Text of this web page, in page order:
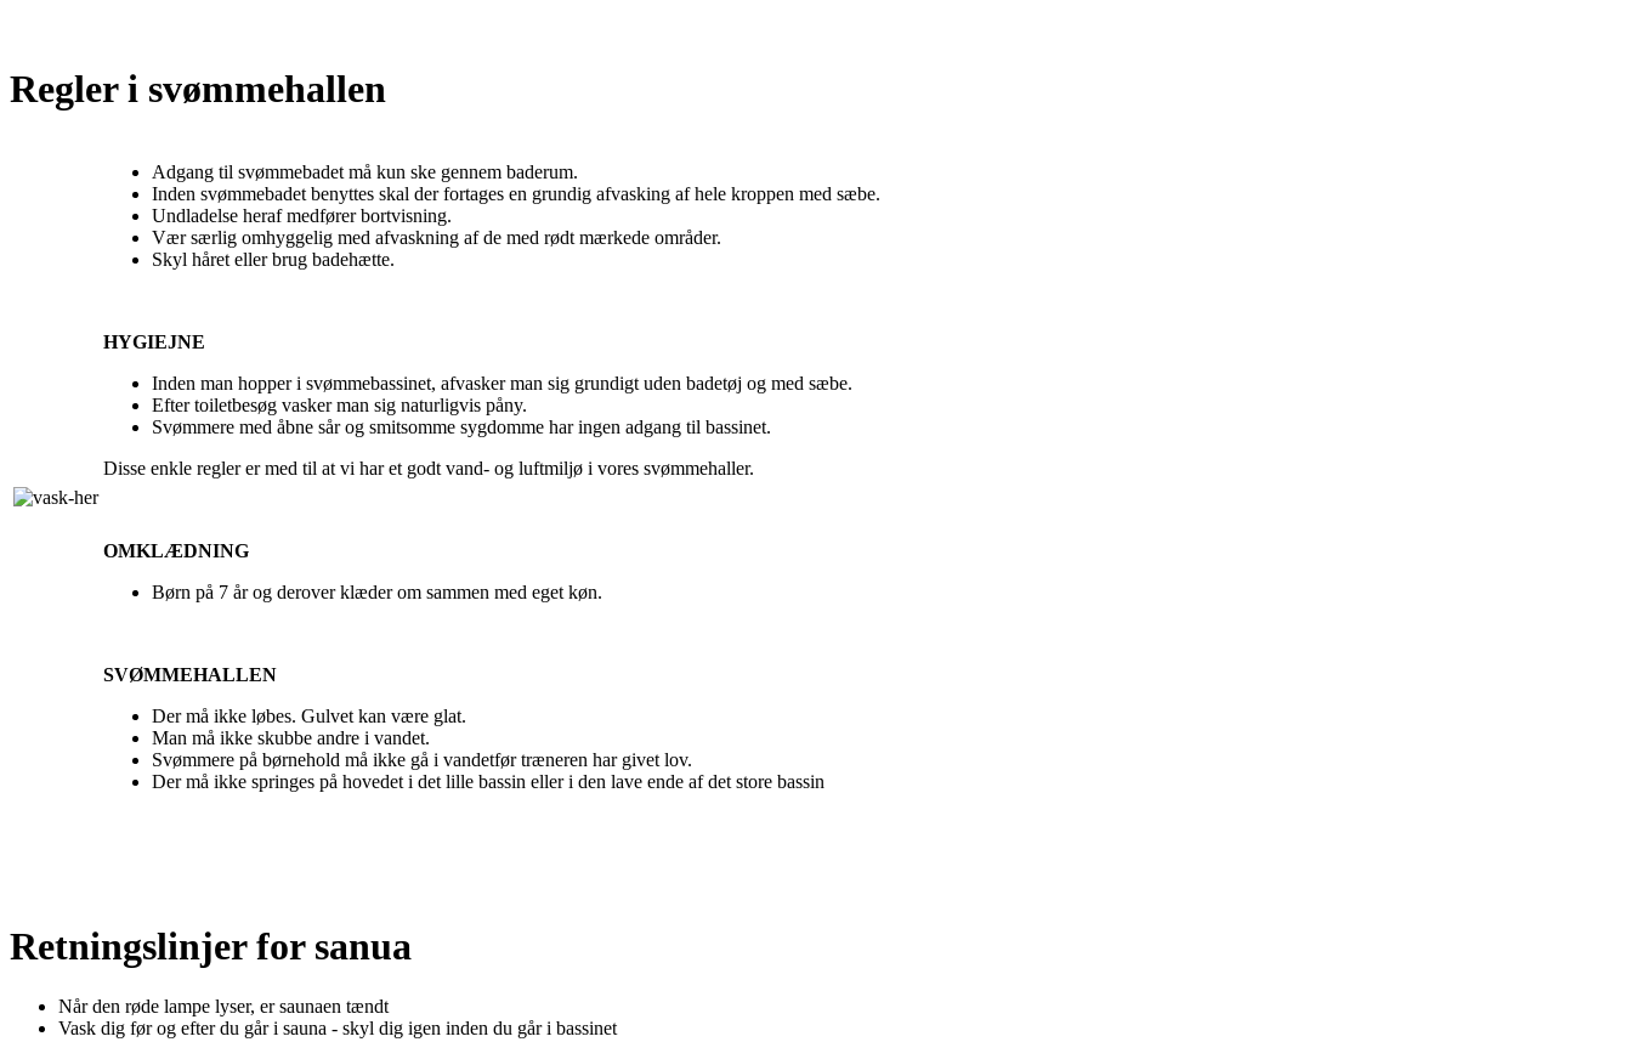
Regler i svømmehallen
Adgang til svømmebadet må kun ske gennem baderum.
Inden svømmebadet benyttes skal der fortages en grundig afvasking af hele kroppen med sæbe.
Undladelse heraf medfører bortvisning.
Vær særlig omhyggelig med afvaskning af de med rødt mærkede områder.
Skyl håret eller brug badehætte.
HYGIEJNE
Inden man hopper i svømmebassinet, afvasker man sig grundigt uden badetøj og med sæbe.
Efter toiletbesøg vasker man sig naturligvis påny.
Svømmere med åbne sår og smitsomme sygdomme har ingen adgang til bassinet.
Disse enkle regler er med til at vi har et godt vand- og luftmiljø i vores svømmehaller.
OMKLÆDNING
Børn på 7 år og derover klæder om sammen med eget køn.
SVØMMEHALLEN
Der må ikke løbes. Gulvet kan være glat.
Man må ikke skubbe andre i vandet.
Svømmere på børnehold må ikke gå i vandetfør træneren har givet lov.
Der må ikke springes på hovedet i det lille bassin eller i den lave ende af det store bassin
Retningslinjer for sanua
Når den røde lampe lyser, er saunaen tændt
Vask dig før og efter du går i sauna - skyl dig igen inden du går i bassinet